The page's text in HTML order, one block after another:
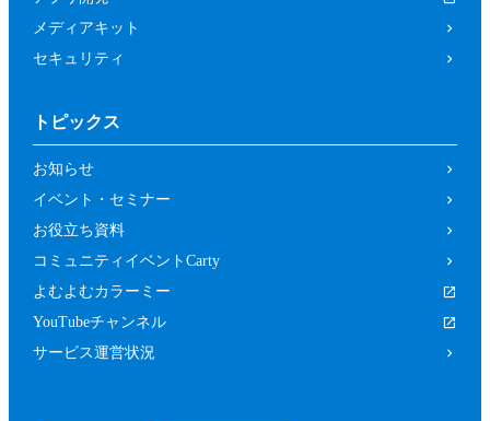
メディアキット
セキュリティ
トピックス
お知らせ
イベント・セミナー
お役立ち資料
コミュニティイベントCarty
よむよむカラーミー
YouTubeチャンネル
サービス運営状況